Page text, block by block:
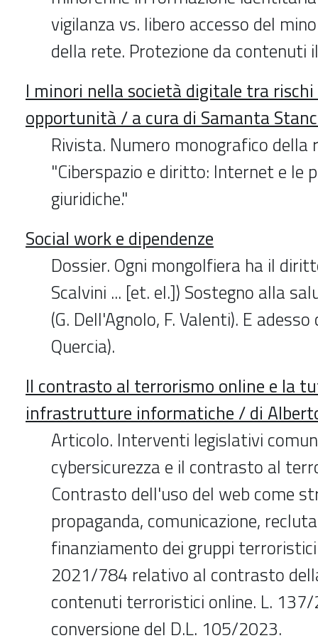
vigilanza vs. libero accesso del
della rete. Protezione da contenuti
I minori nella società digitale tra rischi
opportunità / a cura di Samanta
Rivista. Numero monografico della
"Ciberspazio e diritto: Internet e le
giuridiche."
Social work e dipendenze
Dossier. Ogni mongolfiera ha il
Scalvini ... [et. el.]) Sostegno alla
(G. Dell'Agnolo, F. Valenti). E adesso
Quercia).
Il contrasto al terrorismo online e la
infrastrutture informatiche / di
Articolo. Interventi legislativi
cybersicurezza e il contrasto al
Contrasto dell'uso del web come
propaganda, comunicazione,
finanziamento dei gruppi
2021/784 relativo al contrasto
contenuti terroristici online. L.
conversione del D.L. 105/2023.